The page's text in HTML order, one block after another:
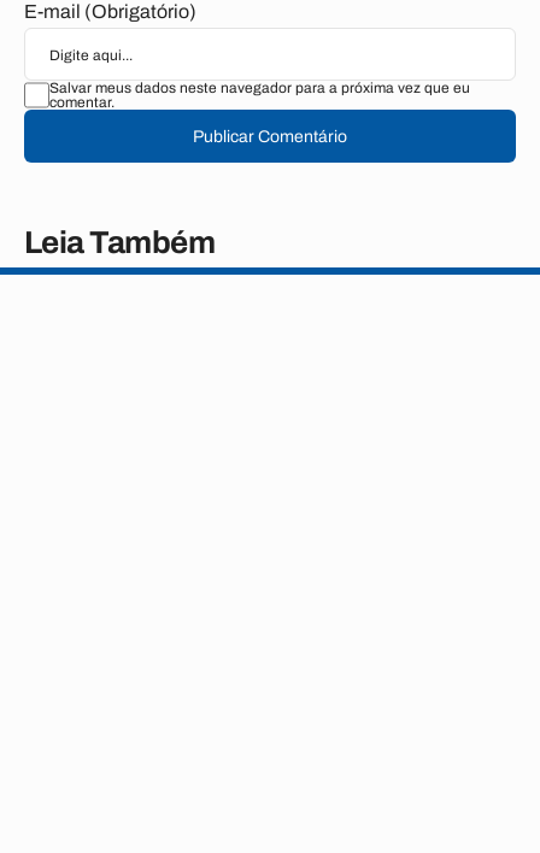
E-mail (Obrigatório)
Salvar meus dados neste navegador para a próxima vez que eu
comentar.
Publicar Comentário
Leia Também